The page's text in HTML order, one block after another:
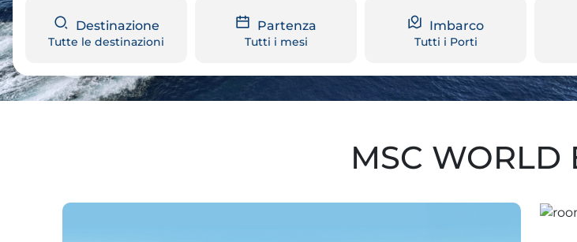
Destinazione
Tutte le destinazioni
Partenza
Tutti i mesi
Imbarco
Tutti i Porti
MSC WORLD